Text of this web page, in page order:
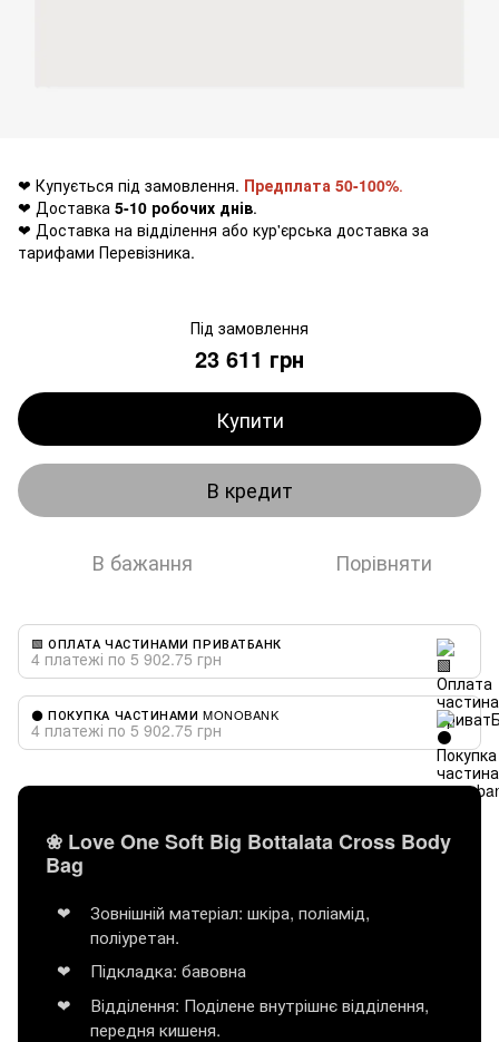
❤ Купується під замовлення. Предплата 50-100%.
❤ Доставка 5-10 робочих днів.
❤ Доставка на відділення або кур'єрська доставка за
тарифами Перевізника.
Під замовлення
23 611 грн
Купити
В кредит
В бажання Порівняти
🟩 ОПЛАТА ЧАСТИНАМИ ПРИВАТБАНК
4 платежі по 5 902.75 грн
⚫ ПОКУПКА ЧАСТИНАМИ MONOBANK
4 платежі по 5 902.75 грн
❀ Love One Soft Big Bottalata Cross Body
Bag
Зовнішній матеріал: шкіра, поліамід,
поліуретан.
Підкладка: бавовна
Відділення: Поділене внутрішнє відділення,
передня кишеня.